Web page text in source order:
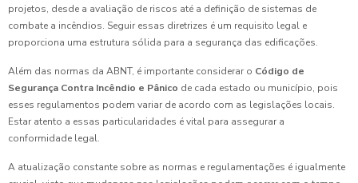
projetos, desde a avaliação de riscos até a definição de sistemas de
combate a incêndios. Seguir essas diretrizes é um requisito legal e
proporciona uma estrutura sólida para a segurança das edificações.
Além das normas da ABNT, é importante considerar o Código de
Segurança Contra Incêndio e Pânico de cada estado ou município, pois
esses regulamentos podem variar de acordo com as legislações locais.
Estar atento a essas particularidades é vital para assegurar a
conformidade legal.
A atualização constante sobre as normas e regulamentações é igualmente